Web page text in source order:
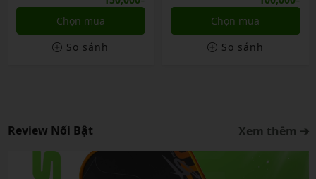
Chọn mua
So sánh
Chọn mua
So sánh
Review Nổi Bật Xem thêm ➔